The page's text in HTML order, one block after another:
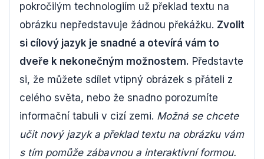
pokročilým technologiím už překlad textu na
obrázku nepředstavuje žádnou překážku. Zvolit
si cílový jazyk je snadné a otevírá vám to
dveře k nekonečným možnostem. Představte
si, že můžete sdílet vtipný obrázek s přáteli z
celého světa, nebo že snadno porozumíte
informační tabuli v cizí zemi. Možná se chcete
učit nový jazyk a překlad textu na obrázku vám
s tím pomůže zábavnou a interaktivní formou.